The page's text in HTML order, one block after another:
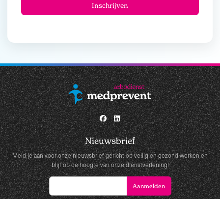
Nieuwsbrief
Meld je aan voor onze nieuwsbrief gericht op veilig en gezond werken en
blijf op de hoogte van onze dienstverlening!